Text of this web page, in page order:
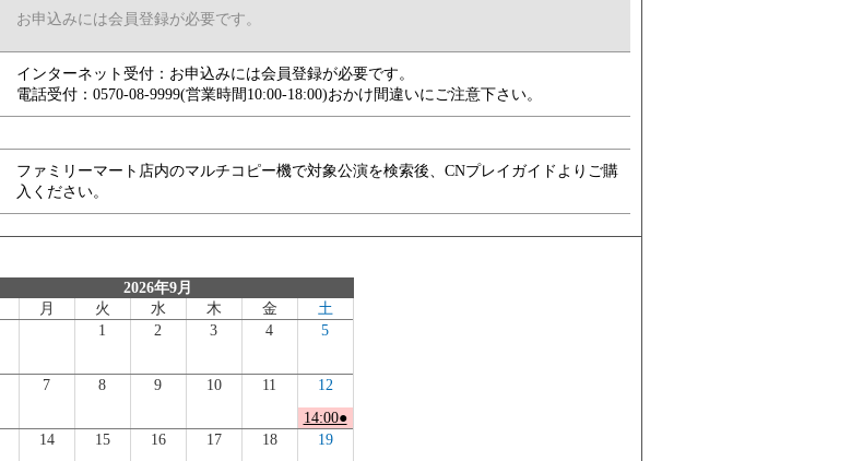
お申込みには会員登録が必要です。
インターネット受付：お申込みには会員登録が必要です。
電話受付：0570-08-9999(営業時間10:00-18:00)おかけ間違いにご注意下さい。
ファミリーマート店内のマルチコピー機で対象公演を検索後、CNプレイガイドよりご購
入ください。
2026年9月
月 火 水 木 金
土
1
2 3 4 5
7 8 9 10 11
12
14:00●
14 15 16 17 18
19